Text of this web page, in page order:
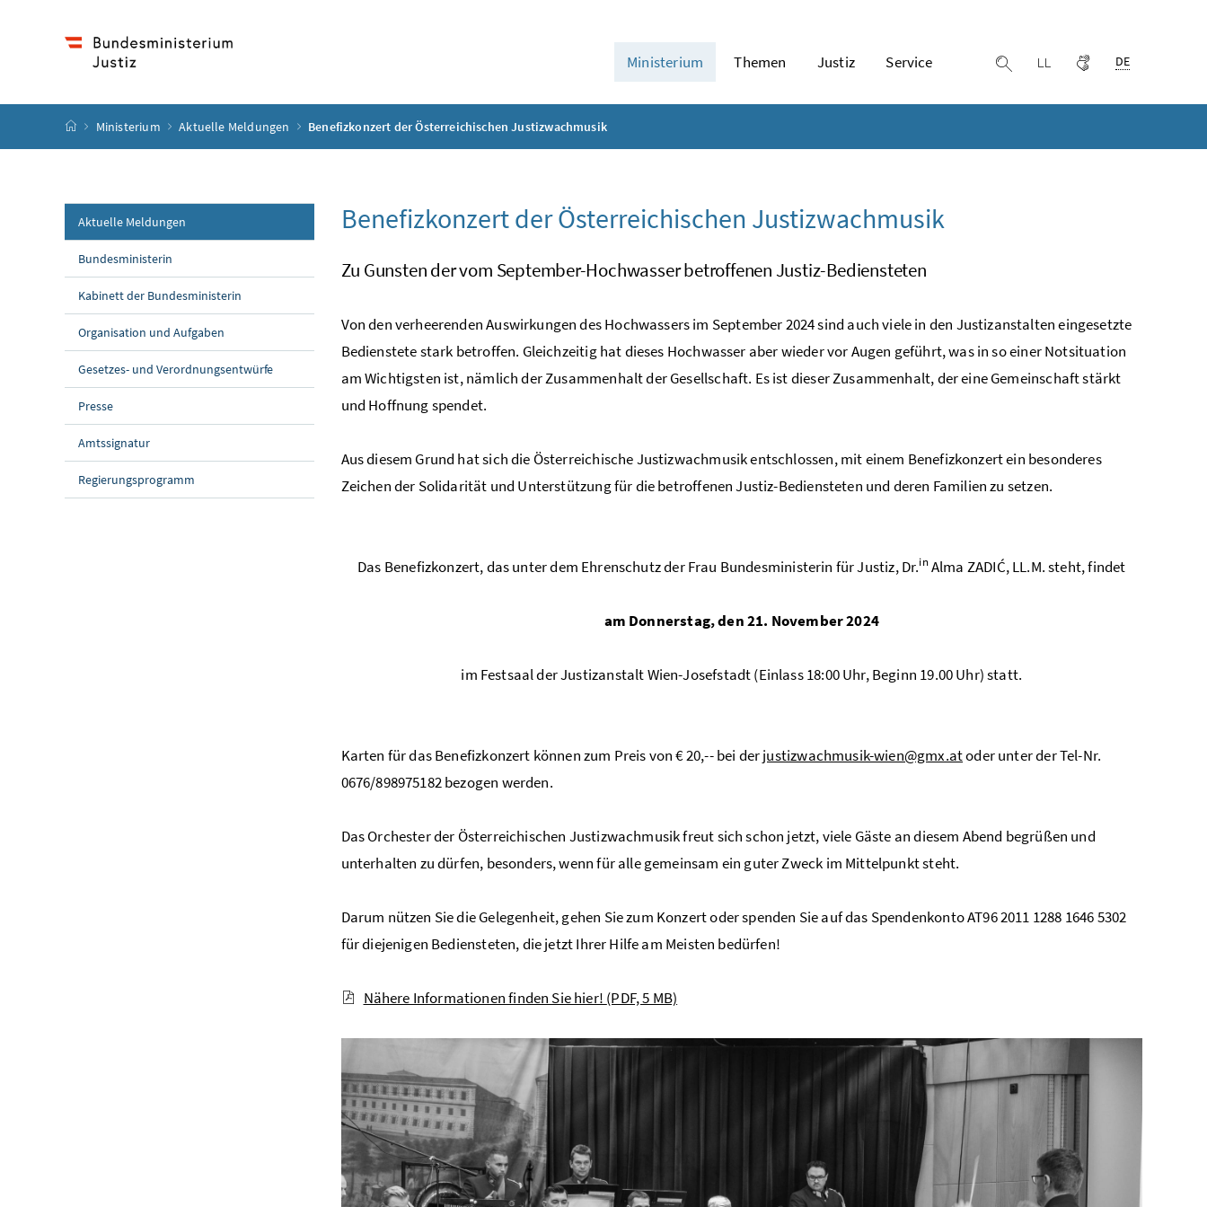
Ministerium Themen Justiz Service Suche einblenden
Leichter lesenGebärdensprache
DE
Startseite
Ministerium Aktuelle Meldungen Benefizkonzert der Österreichischen Justizwachmusik
Aktuelle Meldungen
Bundesministerin
Kabinett der Bundesministerin
Organisation und Aufgaben
Gesetzes- und Verordnungsentwürfe
Presse
Amtssignatur
Regierungsprogramm
Benefizkonzert der Österreichischen Justizwachmusik
Zu Gunsten der vom September-Hochwasser betroffenen Justiz-Bediensteten
Von den verheerenden Auswirkungen des Hochwassers im September 2024 sind auch viele in den Justizanstalten eingesetzte
Bedienstete stark betroffen. Gleichzeitig hat dieses Hochwasser aber wieder vor Augen geführt, was in so einer Notsituation
am Wichtigsten ist, nämlich der Zusammenhalt der Gesellschaft. Es ist dieser Zusammenhalt, der eine Gemeinschaft stärkt
und Hoffnung spendet.
Aus diesem Grund hat sich die Österreichische Justizwachmusik entschlossen, mit einem Benefizkonzert ein besonderes
Zeichen der Solidarität und Unterstützung für die betroffenen Justiz-Bediensteten und deren Familien zu setzen.
Das Benefizkonzert, das unter dem Ehrenschutz der Frau Bundesministerin für Justiz, Dr.inAlma ZADIĆ, LL.M. steht, findet
am Donnerstag, den 21. November 2024
im Festsaal der Justizanstalt Wien-Josefstadt (Einlass 18:00 Uhr, Beginn 19.00 Uhr) statt.
Karten für das Benefizkonzert können zum Preis von € 20,-- bei derjustizwachmusik-wien@gmx.atoder unter der Tel-Nr.
0676/898975182 bezogen werden.
Das Orchester der Österreichischen Justizwachmusik freut sich schon jetzt, viele Gäste an diesem Abend begrüßen und
unterhalten zu dürfen, besonders, wenn für alle gemeinsam ein guter Zweck im Mittelpunkt steht.
Darum nützen Sie die Gelegenheit, gehen Sie zum Konzert oder spenden Sie auf das Spendenkonto AT96 2011 1288 1646 5302
für diejenigen Bediensteten, die jetzt Ihrer Hilfe am Meisten bedürfen!
Nähere Informationen finden Sie hier! (PDF, 5 MB)